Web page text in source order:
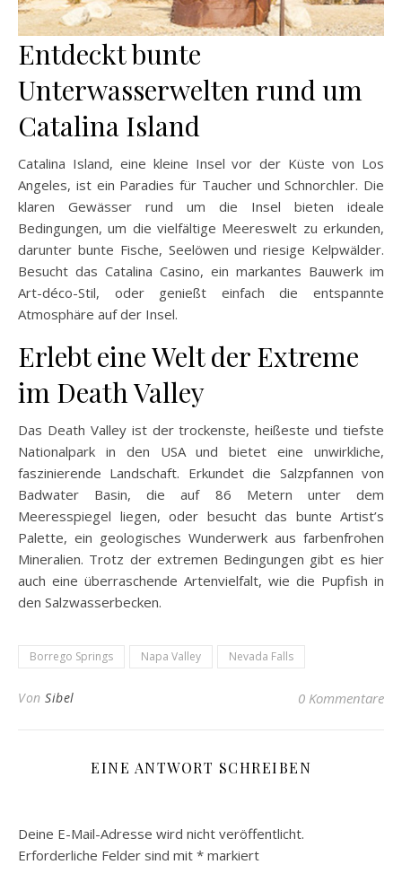
Entdeckt bunte
Unterwasserwelten rund um
Catalina Island
Catalina Island, eine kleine Insel vor der Küste von Los
Angeles, ist ein Paradies für Taucher und Schnorchler. Die
klaren Gewässer rund um die Insel bieten ideale
Bedingungen, um die vielfältige Meereswelt zu erkunden,
darunter bunte Fische, Seelöwen und riesige Kelpwälder.
Besucht das Catalina Casino, ein markantes Bauwerk im
Art-déco-Stil, oder genießt einfach die entspannte
Atmosphäre auf der Insel.
Erlebt eine Welt der Extreme
im Death Valley
Das Death Valley ist der trockenste, heißeste und tiefste
Nationalpark in den USA und bietet eine unwirkliche,
faszinierende Landschaft. Erkundet die Salzpfannen von
Badwater Basin, die auf 86 Metern unter dem
Meeresspiegel liegen, oder besucht das bunte Artist’s
Palette, ein geologisches Wunderwerk aus farbenfrohen
Mineralien. Trotz der extremen Bedingungen gibt es hier
auch eine überraschende Artenvielfalt, wie die Pupfish in
den Salzwasserbecken.
Borrego Springs Napa Valley Nevada Falls
Von Sibel 0 Kommentare
EINE ANTWORT SCHREIBEN
Deine E-Mail-Adresse wird nicht veröffentlicht.
Erforderliche Felder sind mit * markiert